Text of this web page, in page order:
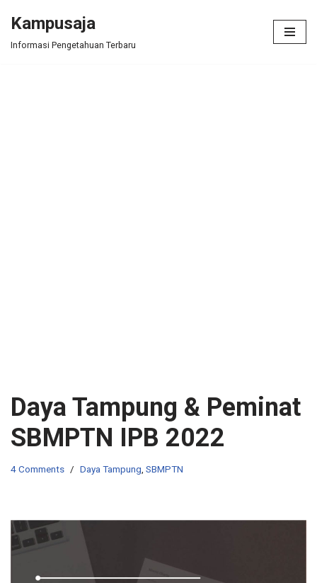
Skip
Kampusaja
Informasi Pengetahuan Terbaru
Daya Tampung & Peminat
SBMPTN IPB 2022
4 Comments Daya Tampung SBMPTN